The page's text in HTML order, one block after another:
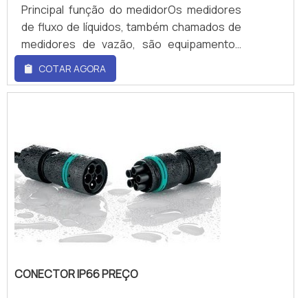
Principal função do medidorOs medidores
de fluxo de líquidos, também chamados de
medidores de vazão, são equipamentos
desenvolvidos com a finalidade de obter a
medida de um fluxo ou de uma vazão de
matéria.Essas medidas são realizadas de
medidores de fluxo, elas são ainda mais
precisas.Modelo Eggs DeltaCompacto,
leve, versátil, e de fácil utilização, o Eggs
Delta é ...
COTAR AGORA
CONECTOR IP66 PREÇO